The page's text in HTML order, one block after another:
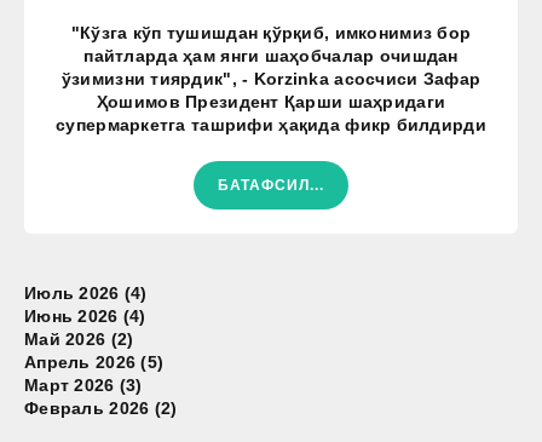
"Кўзга кўп тушишдан қўрқиб, имконимиз бор
пайтларда ҳам янги шаҳобчалар очишдан
ўзимизни тиярдик", - Korzinka асосчиси Зафар
Ҳошимов Президент Қарши шаҳридаги
супермаркетга ташрифи ҳақида фикр билдирди
БАТАФСИЛ...
Июль 2026 (4)
Июнь 2026 (4)
Май 2026 (2)
Апрель 2026 (5)
Март 2026 (3)
Февраль 2026 (2)